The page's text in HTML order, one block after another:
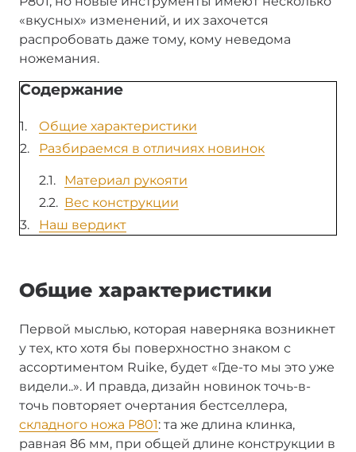
«вкусных» изменений, и их захочется
распробовать даже тому, кому неведома
ножемания.
Содержание
Общие характеристики
Разбираемся в отличиях новинок
Материал рукояти
Вес конструкции
Наш вердикт
Общие характеристики
Первой мыслью, которая наверняка возникнет
у тех, кто хотя бы поверхностно знаком с
ассортиментом Ruike, будет «Где-то мы это уже
видели..». И правда, дизайн новинок точь-в-
точь повторяет очертания бестселлера,
складного ножа P801: та же длина клинка,
равная 86 мм, при общей длине конструкции в